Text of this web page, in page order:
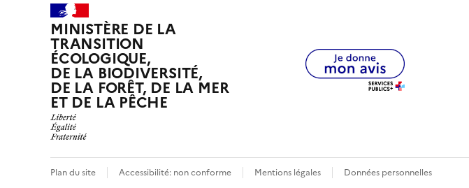
MINISTÈRE DE LA
TRANSITION
ÉCOLOGIQUE,
DE LA BIODIVERSITÉ,
DE LA FORÊT, DE LA MER
ET DE LA PÊCHE
Plan du site Accessibilité: non conforme Mentions légales Données personnelles